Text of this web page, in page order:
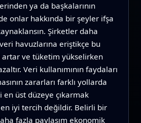
ya da başkalarının
onlar hakkında bir şeyler ifşa
Şirketler daha
havuzlarına eriştikçe bu
ve tüketim yükselirken
Veri kullanımının faydaları
zararları farklı yollarda
üst düzeye çıkarmak
iyi tercih değildir. Belirli bir
fazla paylaşım ekonomik